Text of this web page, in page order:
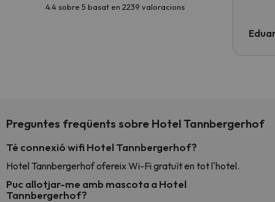
4.4 sobre 5 basat en 2239 valoracions
Preguntes freqüents sobre Hotel Tannbergerhof
Té connexió wifi Hotel Tannbergerhof?
Hotel Tannbergerhof ofereix Wi-Fi gratuït en tot l'hotel.
Puc allotjar-me amb mascota a Hotel
Tannbergerhof?